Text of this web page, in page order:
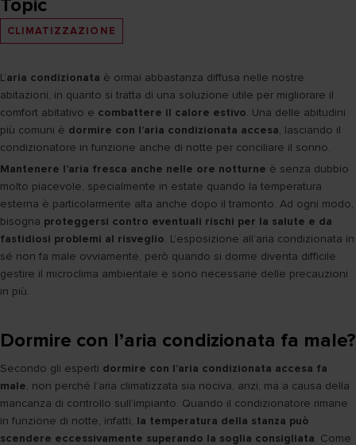
Topic
CLIMATIZZAZIONE
L’aria condizionata è ormai abbastanza diffusa nelle nostre
abitazioni, in quanto si tratta di una soluzione utile per migliorare il
comfort abitativo e combattere il calore estivo. Una delle abitudini
più comuni è dormire con l’aria condizionata accesa, lasciando il
condizionatore in funzione anche di notte per conciliare il sonno.
Mantenere l’aria fresca anche nelle ore notturne è senza dubbio
molto piacevole, specialmente in estate quando la temperatura
esterna è particolarmente alta anche dopo il tramonto. Ad ogni modo,
bisogna proteggersi contro eventuali rischi per la salute e da
fastidiosi problemi al risveglio. L’esposizione all’aria condizionata in
sé non fa male ovviamente, però quando si dorme diventa difficile
gestire il microclima ambientale e sono necessarie delle precauzioni
in più.
Dormire con l’aria condizionata fa male?
Secondo gli esperti dormire con l’aria condizionata accesa fa
male, non perché l’aria climatizzata sia nociva, anzi, ma a causa della
mancanza di controllo sull’impianto. Quando il condizionatore rimane
in funzione di notte, infatti, la temperatura della stanza può
scendere eccessivamente superando la soglia consigliata. Come